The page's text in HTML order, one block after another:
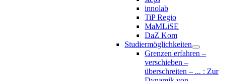
innolab
TiP Regio
MaMLiSE
DaZ Kom
Studiermöglichkeiten
Grenzen erfahren –
verschieben –
überschreiten – ... : Zur